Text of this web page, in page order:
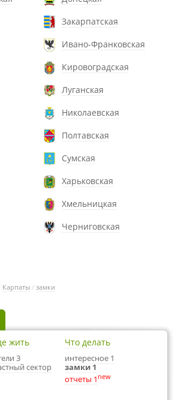
Закарпатская
Ивано-Франковская
Кировоградская
Луганская
Николаевская
Полтавская
Сумская
Харьковская
Хмельницкая
Черниговская
Карпаты / замки
жить
3
сектор
Что делать
интересное 1
замки 1
отчеты 1 new